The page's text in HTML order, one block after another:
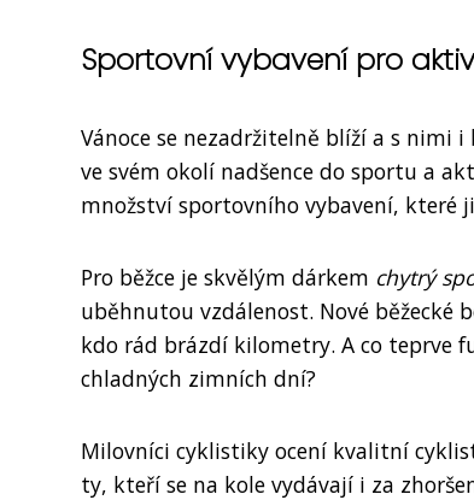
Sportovní vybavení pro
Vánoce se nezadržitelně blíží a s nimi
ve svém okolí nadšence do sportu a
množství sportovního vybavení, které
Pro běžce je skvělým dárkem chytrý
uběhnutou vzdálenost. Nové
kdo rád brázdí kilometry. A co teprve
chladných zimních dní?
Milovníci cyklistiky ocení kvalitní
ty, kteří se na kole vydávají i za